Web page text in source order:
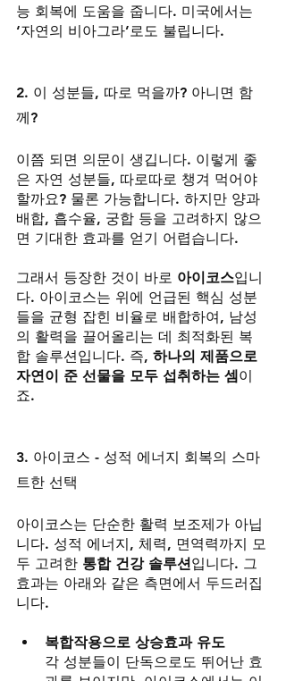
능 회복에 도움을 줍니다. 미국에서는
‘자연의 비아그라’로도 불립니다.
2. 이 성분들, 따로 먹을까? 아니면 함
께?
이쯤 되면 의문이 생깁니다. 이렇게 좋
은 자연 성분들, 따로따로 챙겨 먹어야
할까요? 물론 가능합니다. 하지만 양과
배합, 흡수율, 궁합 등을 고려하지 않으
면 기대한 효과를 얻기 어렵습니다.
그래서 등장한 것이 바로 아이코스입니
다. 아이코스는 위에 언급된 핵심 성분
들을 균형 잡힌 비율로 배합하여, 남성
의 활력을 끌어올리는 데 최적화된 복
합 솔루션입니다. 즉, 하나의 제품으로
자연이 준 선물을 모두 섭취하는 셈이
죠.
3. 아이코스 - 성적 에너지 회복의 스마
트한 선택
아이코스는 단순한 활력 보조제가 아닙
니다. 성적 에너지, 체력, 면역력까지 모
두 고려한 통합 건강 솔루션입니다. 그
효과는 아래와 같은 측면에서 두드러집
니다.
복합작용으로 상승효과 유도
각 성분들이 단독으로도 뛰어난 효